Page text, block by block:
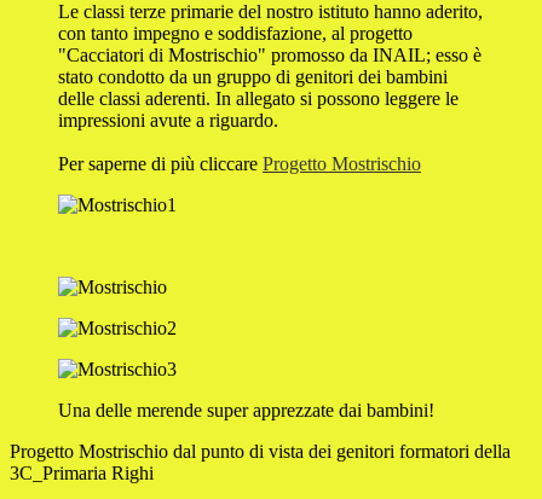
Le classi terze primarie del nostro istituto hanno aderito,
con tanto impegno e soddisfazione, al progetto
"Cacciatori di Mostrischio" promosso da INAIL; esso è
stato condotto da un gruppo di genitori dei bambini
delle classi aderenti. In allegato si possono leggere le
impressioni avute a riguardo.
Per saperne di più cliccare Progetto Mostrischio
Una delle merende super apprezzate dai bambini!
Progetto Mostrischio dal punto di vista dei genitori formatori della
3C_Primaria Righi